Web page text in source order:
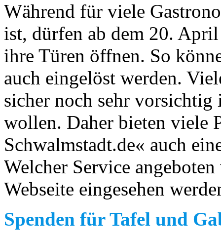
Während für viele
ist, dürfen ab dem 20.
ihre Türen öffnen. So
auch eingelöst werden.
sicher noch sehr
wollen. Daher bieten viele
Schwalmstadt.de« auch
Welcher Service
Webseite eingesehen
Spenden für Tafel und